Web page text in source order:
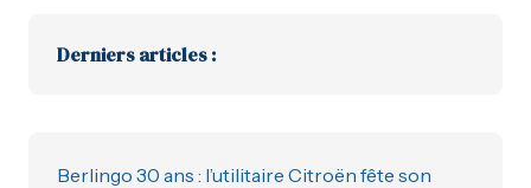
Derniers articles :
Berlingo 30 ans : l’utilitaire Citroën fête son